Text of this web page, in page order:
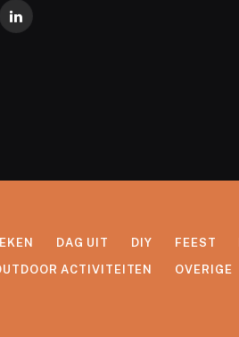
LinkedIn
DAG UIT DIY FEEST
ACTIVITEITEN
OVERIGE